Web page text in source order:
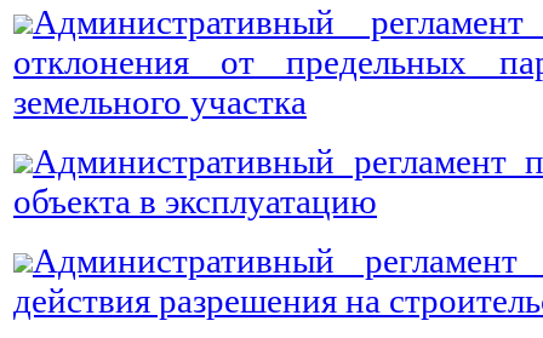
Административный
отклонения от предельных
земельного участка
Административный регламент
объекта в эксплуатацию
Административный
действия разрешения на